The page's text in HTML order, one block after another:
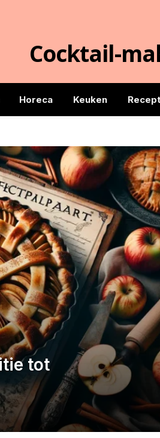
Cocktail-
Horeca Keuken
tot